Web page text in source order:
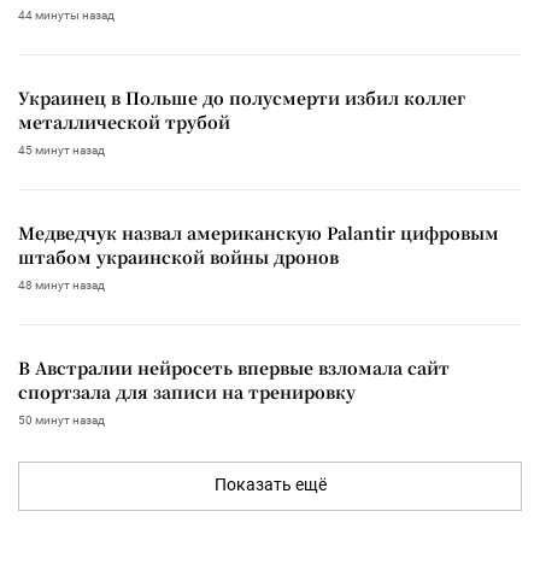
44 минуты назад
Украинец в Польше до полусмерти избил коллег
металлической трубой
45 минут назад
Медведчук назвал американскую Palantir цифровым
штабом украинской войны дронов
48 минут назад
В Австралии нейросеть впервые взломала сайт
спортзала для записи на тренировку
50 минут назад
Показать ещё